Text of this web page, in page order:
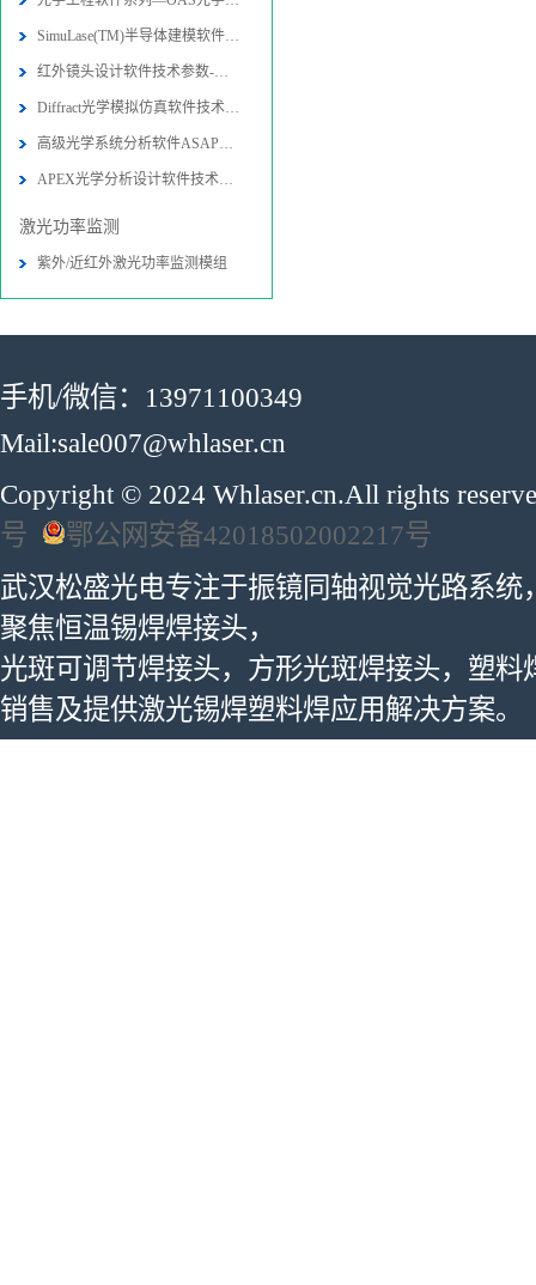
SimuLase(TM)半导体建模软件技术参
红外镜头设计软件技术参数-图片-应用
Diffract光学模拟仿真软件技术参数
高级光学系统分析软件ASAP技术参数-
APEX光学分析设计软件技术参数-图片
激光功率监测
紫外/近红外激光功率监测模组
手机/微信：13971100349
Mail:sale007@whlaser.cn
Copyright © 2024 Whlaser.cn.All rights
号
鄂公网安备42018502002217号
武汉松盛光电专注于振镜同轴视觉光路系统
聚焦恒温锡焊焊接头，
光斑可调节焊接头，方形光斑焊接头，塑料
销售及提供激光锡焊塑料焊应用解决方案。